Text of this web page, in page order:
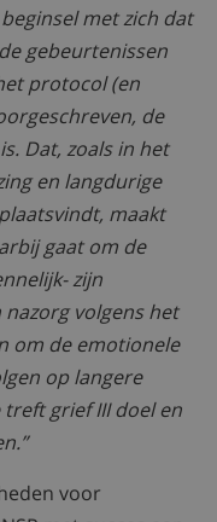
met zich dat
gebeurtenissen
protocol (en
de
Dat, zoals in het
en langdurige
maakt
gaat om de
zijn
volgens het
om de emotionele
op langere
grief III doel en
voor